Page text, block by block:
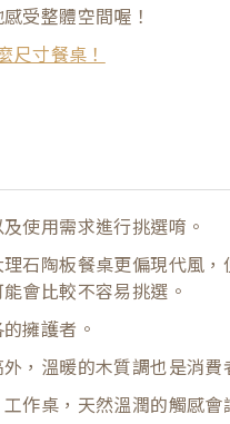
受整體空間喔！
尺寸餐桌！
使用需求進行挑選唷。
石陶板餐桌更偏現代風
會比較不容易挑選。
擁護者。
，溫暖的木質調也是消費
作桌，天然溫潤的觸感會